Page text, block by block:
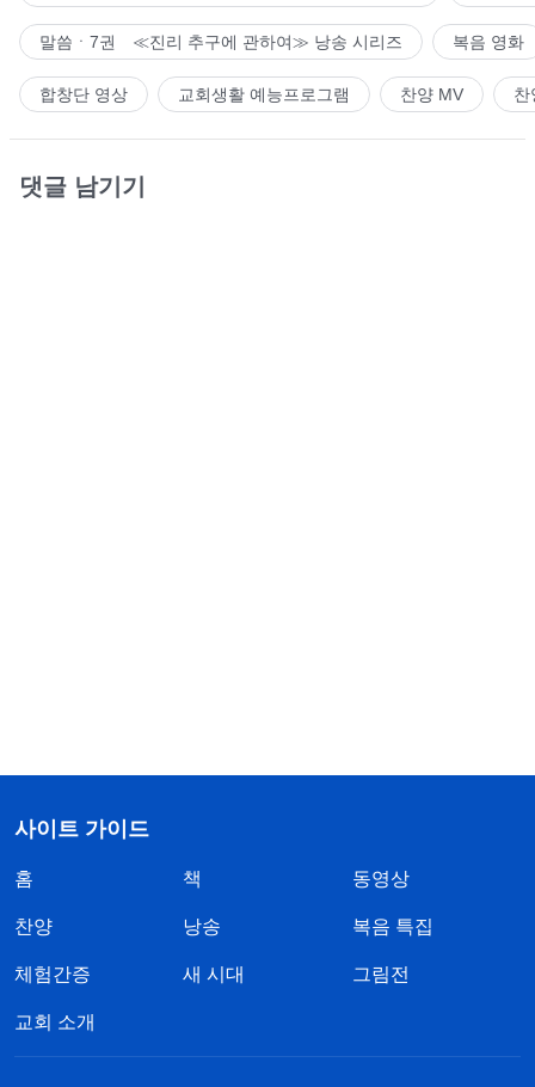
말씀ㆍ7권 ≪진리 추구에 관하여≫ 낭송 시리즈 복음 영화
합창단 영상 교회생활 예능프로그램 찬양 MV 찬
댓글 남기기
사이트 가이드
홈 책 동영상
찬양 낭송 복음 특집
체험간증 새 시대 그림전
교회 소개